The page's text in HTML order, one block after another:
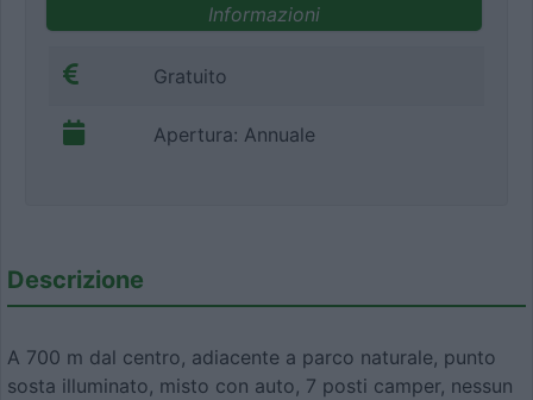
Informazioni
Gratuito
Apertura: Annuale
Descrizione
A 700 m dal centro, adiacente a parco naturale, punto
sosta illuminato, misto con auto, 7 posti camper, nessun